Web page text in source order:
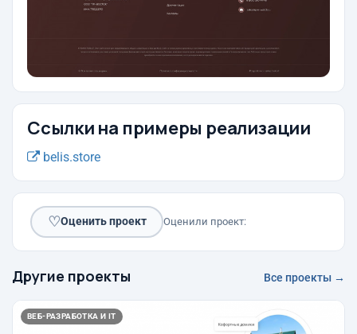
Ссылки на примеры реализации
belis.store
♡Оценить проект Оценили проект:
Другие проекты Все проекты →
ВЕБ-РАЗРАБОТКА И IT